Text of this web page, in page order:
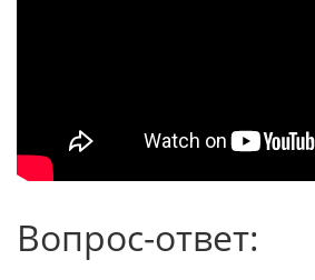
Вопрос-ответ: